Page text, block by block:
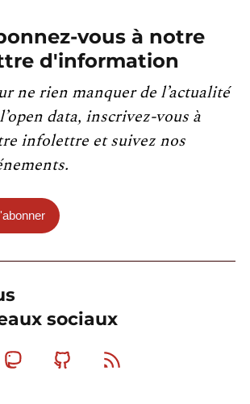
vous à notre
d'information
ne rien manquer de l’actualité
data, inscrivez-vous à
infolettre et suivez nos
sociaux
MastodonGithub